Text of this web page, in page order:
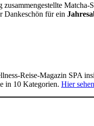
zusammengestellte
Dankeschön für ein
Reise-Magazin SPA
in 10 Kategorien. Hier